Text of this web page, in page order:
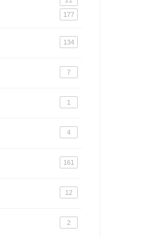
177
134
7
1
4
161
12
2